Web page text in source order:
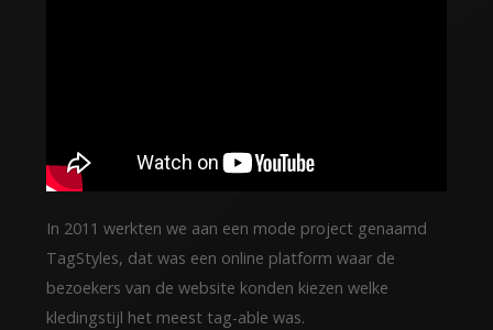
In 2011 werkten we aan een mode project genaamd
TagStyles, dat was een online platform waar de
bezoekers van de website konden kiezen welke
kledingstijl het meest tag-able was.